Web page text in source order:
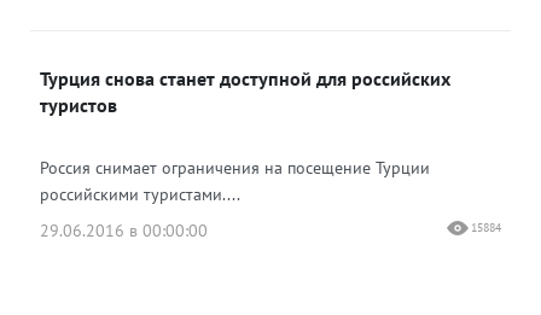
Турция снова станет доступной для российских
туристов
Россия снимает ограничения на посещение Турции
российскими туристами....
29.06.2016 в 00:00:00
15884